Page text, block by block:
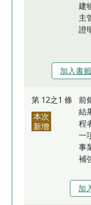
建
主
證
加入書籤
第 12之1 條
本次
新增
前
結
程
一
事
補
加